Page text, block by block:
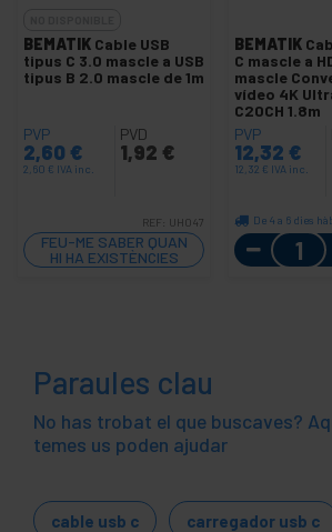
BEMATIK Cable USB
tipus C 3.0 mascle a USB
tipus B 2.0 mascle de 1m
PVP
2,60 €
2,60 € IVA inc.
PVD
1,92 €
REF: UH047
FEU-ME SABER QUAN
HI HA EXISTÈNCIES
BEMATIK
C mascle a
mascle
vídeo 4K
C20CH 1.8m
PVP
12,32 €
12,32 € IVA inc.
De 4 a 6 dies
Paraules clau
No has trobat el que buscaves?
temes us poden ajudar
cable usb c carregador usb c